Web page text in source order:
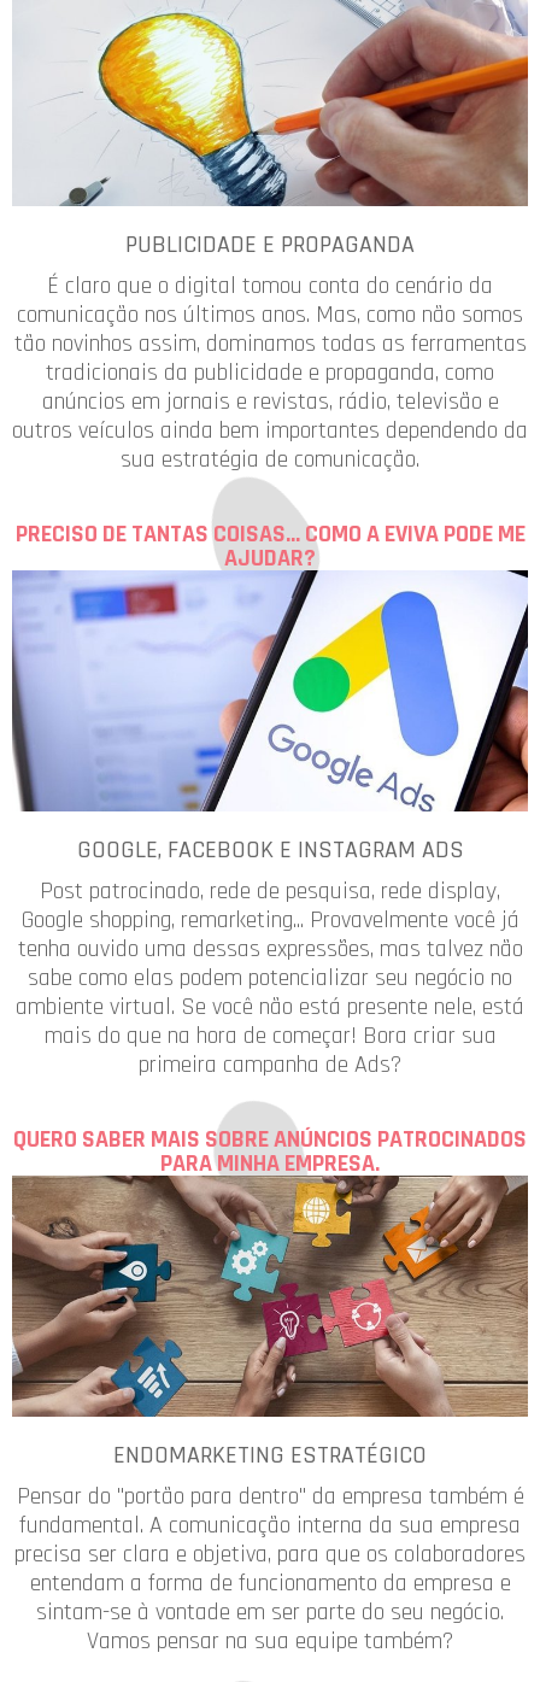
PUBLICIDADE E PROPAGANDA
É claro que o digital tomou conta do cenário da
comunicação nos últimos anos. Mas, como não somos
tão novinhos assim, dominamos todas as ferramentas
tradicionais da publicidade e propaganda, como
anúncios em jornais e revistas, rádio, televisão e
outros veículos ainda bem importantes dependendo da
sua estratégia de comunicação.
PRECISO DE TANTAS COISAS... COMO A EVIVA PODE ME
AJUDAR?
GOOGLE, FACEBOOK E INSTAGRAM ADS
Post patrocinado, rede de pesquisa, rede display,
Google shopping, remarketing... Provavelmente você já
tenha ouvido uma dessas expressões, mas talvez não
sabe como elas podem potencializar seu negócio no
ambiente virtual. Se você não está presente nele, está
mais do que na hora de começar! Bora criar sua
primeira campanha de Ads?
QUERO SABER MAIS SOBRE ANÚNCIOS PATROCINADOS
PARA MINHA EMPRESA.
ENDOMARKETING ESTRATÉGICO
Pensar do "portão para dentro" da empresa também é
fundamental. A comunicação interna da sua empresa
precisa ser clara e objetiva, para que os colaboradores
entendam a forma de funcionamento da empresa e
sintam-se à vontade em ser parte do seu negócio.
Vamos pensar na sua equipe também?